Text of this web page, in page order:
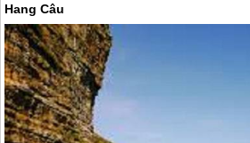
Hang Câu